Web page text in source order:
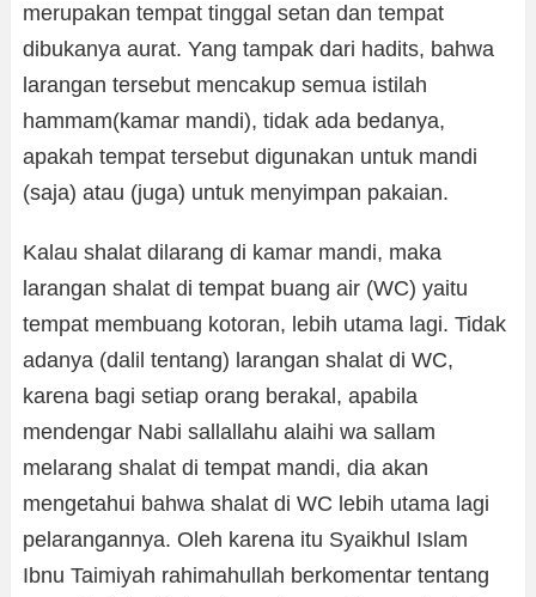
merupakan tempat tinggal setan dan tempat
dibukanya aurat. Yang tampak dari hadits, bahwa
larangan tersebut mencakup semua istilah
hammam(kamar mandi), tidak ada bedanya,
apakah tempat tersebut digunakan untuk mandi
(saja) atau (juga) untuk menyimpan pakaian.
Kalau shalat dilarang di kamar mandi, maka
larangan shalat di tempat buang air (WC) yaitu
tempat membuang kotoran, lebih utama lagi. Tidak
adanya (dalil tentang) larangan shalat di WC,
karena bagi setiap orang berakal, apabila
mendengar Nabi sallallahu alaihi wa sallam
melarang shalat di tempat mandi, dia akan
mengetahui bahwa shalat di WC lebih utama lagi
pelarangannya. Oleh karena itu Syaikhul Islam
Ibnu Taimiyah rahimahullah berkomentar tentang